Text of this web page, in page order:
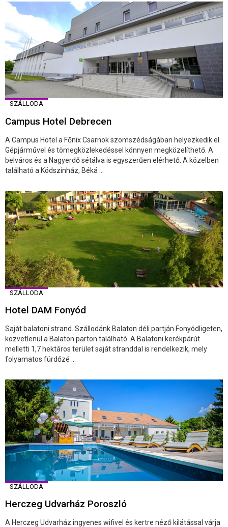
SZÁLLODA
Campus Hotel Debrecen
A Campus Hotel a Főnix Csarnok szomszédságában helyezkedik el.
Gépjárművel és tömegközlekedéssel könnyen megközelíthető. A
belváros és a Nagyerdő sétálva is egyszerűen elérhető. A közelben
található a Ködszínház, Béká ...
SZÁLLODA
Hotel DAM Fonyód
Saját balatoni strand. Szállodánk Balaton déli partján Fonyódligeten,
közvetlenül a Balaton parton található. A Balatoni kerékpárút
melletti 1,7 hektáros terület saját stranddal is rendelkezik, mely
folyamatos fürdőzé ...
SZÁLLODA
Herczeg Udvarház Poroszló
A Herczeg Udvarház ingyenes wifivel és kertre néző kilátással várja